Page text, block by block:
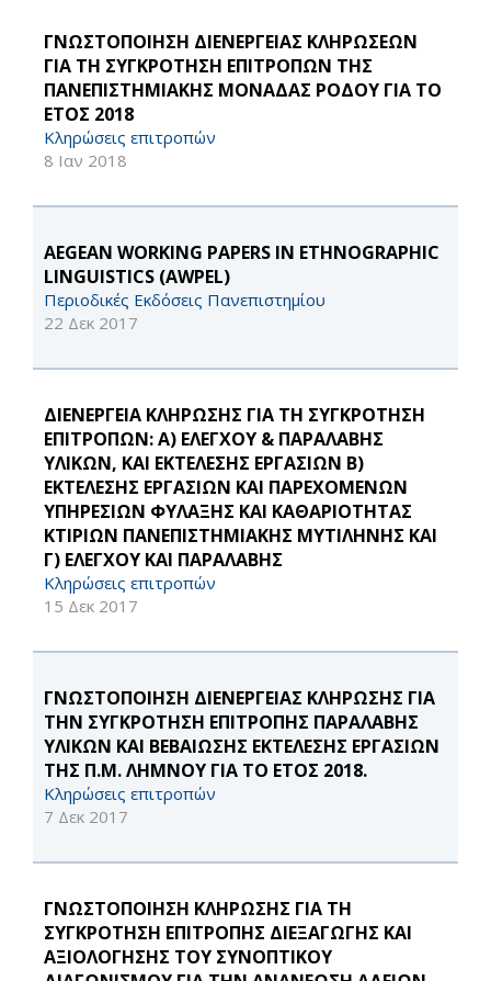
ΓΝΩΣΤΟΠΟΙΗΣΗ ΔΙΕΝΕΡΓΕΙΑΣ ΚΛΗΡΩΣΕΩΝ
ΓΙΑ ΤΗ ΣΥΓΚΡΟΤΗΣΗ ΕΠΙΤΡΟΠΩΝ ΤΗΣ
ΠΑΝΕΠΙΣΤΗΜΙΑΚΗΣ ΜΟΝΑΔΑΣ ΡΟΔΟΥ ΓΙΑ ΤΟ
ΕΤΟΣ 2018
Κληρώσεις επιτροπών
8 Ιαν 2018
AEGEAN WORKING PAPERS IN ETHNOGRAPHIC
LINGUISTICS (AWPEL)
Περιοδικές Εκδόσεις Πανεπιστημίου
22 Δεκ 2017
ΔΙΕΝΕΡΓΕΙΑ ΚΛΗΡΩΣΗΣ ΓΙΑ ΤΗ ΣΥΓΚΡΟΤΗΣΗ
ΕΠΙΤΡΟΠΩΝ: Α) ΕΛΕΓΧΟΥ & ΠΑΡΑΛΑΒΗΣ
ΥΛΙΚΩΝ, ΚΑΙ ΕΚΤΕΛΕΣΗΣ ΕΡΓΑΣΙΩΝ Β)
ΕΚΤΕΛΕΣΗΣ ΕΡΓΑΣΙΩΝ ΚΑΙ ΠΑΡΕΧΟΜΕΝΩΝ
ΥΠΗΡΕΣΙΩΝ ΦΥΛΑΞΗΣ ΚΑΙ ΚΑΘΑΡΙΟΤΗΤΑΣ
ΚΤΙΡΙΩΝ ΠΑΝΕΠΙΣΤΗΜΙΑΚΗΣ ΜΥΤΙΛΗΝΗΣ ΚΑΙ
Γ) ΕΛΕΓΧΟΥ ΚΑΙ ΠΑΡΑΛΑΒΗΣ
Κληρώσεις επιτροπών
15 Δεκ 2017
ΓΝΩΣΤΟΠΟΙΗΣΗ ΔΙΕΝΕΡΓΕΙΑΣ ΚΛΗΡΩΣΗΣ ΓΙΑ
ΤΗΝ ΣΥΓΚΡΟΤΗΣΗ ΕΠΙΤΡΟΠΗΣ ΠΑΡΑΛΑΒΗΣ
ΥΛΙΚΩΝ ΚΑΙ ΒΕΒΑΙΩΣΗΣ ΕΚΤΕΛΕΣΗΣ ΕΡΓΑΣΙΩΝ
ΤΗΣ Π.Μ. ΛΗΜΝΟΥ ΓΙΑ ΤΟ ΕΤΟΣ 2018.
Κληρώσεις επιτροπών
7 Δεκ 2017
ΓΝΩΣΤΟΠΟΙΗΣΗ ΚΛΗΡΩΣΗΣ ΓΙΑ ΤΗ
ΣΥΓΚΡΟΤΗΣΗ ΕΠΙΤΡΟΠΗΣ ΔΙΕΞΑΓΩΓΗΣ ΚΑΙ
ΑΞΙΟΛΟΓΗΣΗΣ ΤΟΥ ΣΥΝΟΠΤΙΚΟΥ